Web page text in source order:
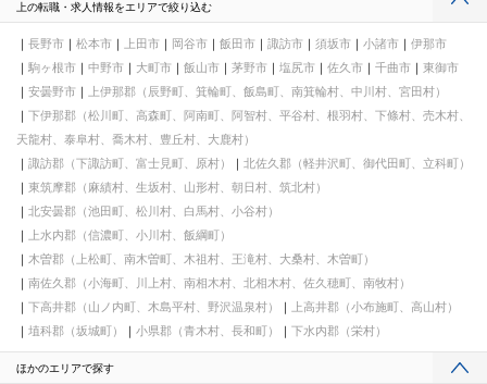
上の転職・求人情報をエリアで絞り込む
長野市 松本市 上田市 岡谷市 飯田市 諏訪市 須坂市 小諸市
伊那市
駒ヶ根市
中野市 大町市 飯山市 茅野市 塩尻市 佐久市 千曲市
東御市
安曇野市
上伊那郡（辰野町、箕輪町、飯島町、南箕輪村、中川村、宮田村）
下伊那郡（松川町、高森町、阿南町、阿智村、平谷村、根羽村、下條村、売木村、
天龍村、泰阜村、喬木村、豊丘村、大鹿村）
諏訪郡（下諏訪町、富士見町、原村）
北佐久郡（軽井沢町、御代田町、立科町）
東筑摩郡（麻績村、生坂村、山形村、朝日村、筑北村）
北安曇郡（池田町、松川村、白馬村、小谷村）
上水内郡（信濃町、小川村、飯綱町）
木曽郡（上松町、南木曽町、木祖村、王滝村、大桑村、木曽町）
南佐久郡（小海町、川上村、南相木村、北相木村、佐久穂町、南牧村）
下高井郡（山ノ内町、木島平村、野沢温泉村）
上高井郡（小布施町、高山村）
埴科郡（坂城町）
小県郡（青木村、長和町） 下水内郡（栄村）
ほかのエリアで探す